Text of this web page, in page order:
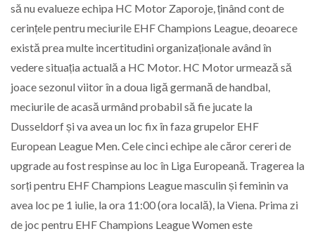
să nu evalueze echipa HC Motor Zaporoje, ținând cont de
cerințele pentru meciurile EHF Champions League, deoarece
există prea multe incertitudini organizaționale având în
vedere situația actuală a HC Motor. HC Motor urmează să
joace sezonul viitor în a doua ligă germană de handbal,
meciurile de acasă urmând probabil să fie jucate la
Dusseldorf și va avea un loc fix în faza grupelor EHF
European League Men. Cele cinci echipe ale căror cereri de
upgrade au fost respinse au loc în Liga Europeană. Tragerea la
sorți pentru EHF Champions League masculin și feminin va
avea loc pe 1 iulie, la ora 11:00 (ora locală), la Viena. Prima zi
de joc pentru EHF Champions League Women este